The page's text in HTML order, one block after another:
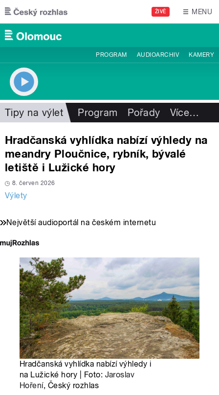
Přejít k hlavnímu obsahu
ŽIVĚ MENU
PROGRAM AUDIOARCHIV KAMERY
Tipy na výlet Program Pořady Více…
Hradčanská vyhlídka nabízí výhledy na
meandry Ploučnice, rybník, bývalé
letiště i Lužické hory
8. červen 2026
Výlety
Největší audioportál na českém internetu
Hradčanská vyhlídka nabízí výhledy i
na Lužické hory | Foto: Jaroslav
Hoření, Český rozhlas